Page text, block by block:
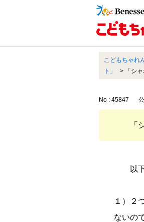
こどもちゃれ
ト」
> 「シ
No : 45847
「
以
１）２
ないの